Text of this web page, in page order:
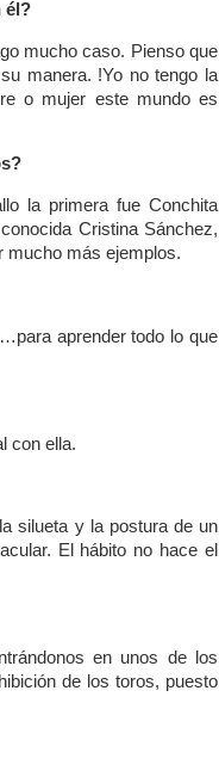
él?
mucho caso. Pienso que
manera. !Yo no tengo la
o mujer este mundo es
la primera fue Conchita
Cristina Sánchez,
mucho más ejemplos.
aprender todo lo que
con ella.
silueta y la postura de un
El hábito no hace el
en unos de los
de los toros, puesto